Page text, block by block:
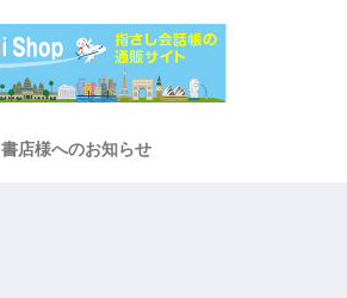
書店様へのお知らせ